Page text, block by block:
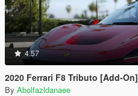
4.57
2020 Ferrari F8 Tributo [Add-On]
By Abolfazldanaee